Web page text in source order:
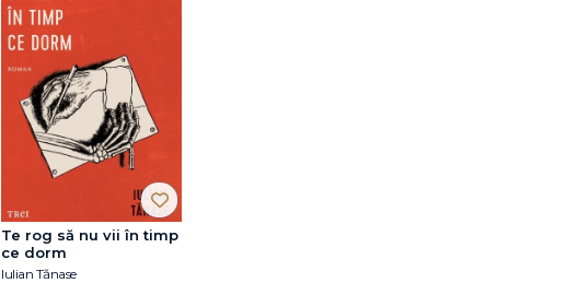
Te rog să nu vii în timp
ce dorm
Iulian Tănase